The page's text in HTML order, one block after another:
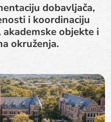
dobavljača,
i koordinaciju
objekte i
okruženja.